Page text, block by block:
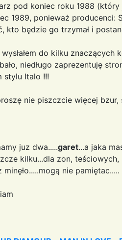
pod koniec roku 1988
1989, ponieważ producenci:
kto będzie go trzymał i
do kilku
niedługo zaprezentuję
stylu Italo !!!
nie piszczcie więcej
juz dwa.....garet...a jaka
kilku...dla zon,
minęło.....mogą nie pamiętac.....